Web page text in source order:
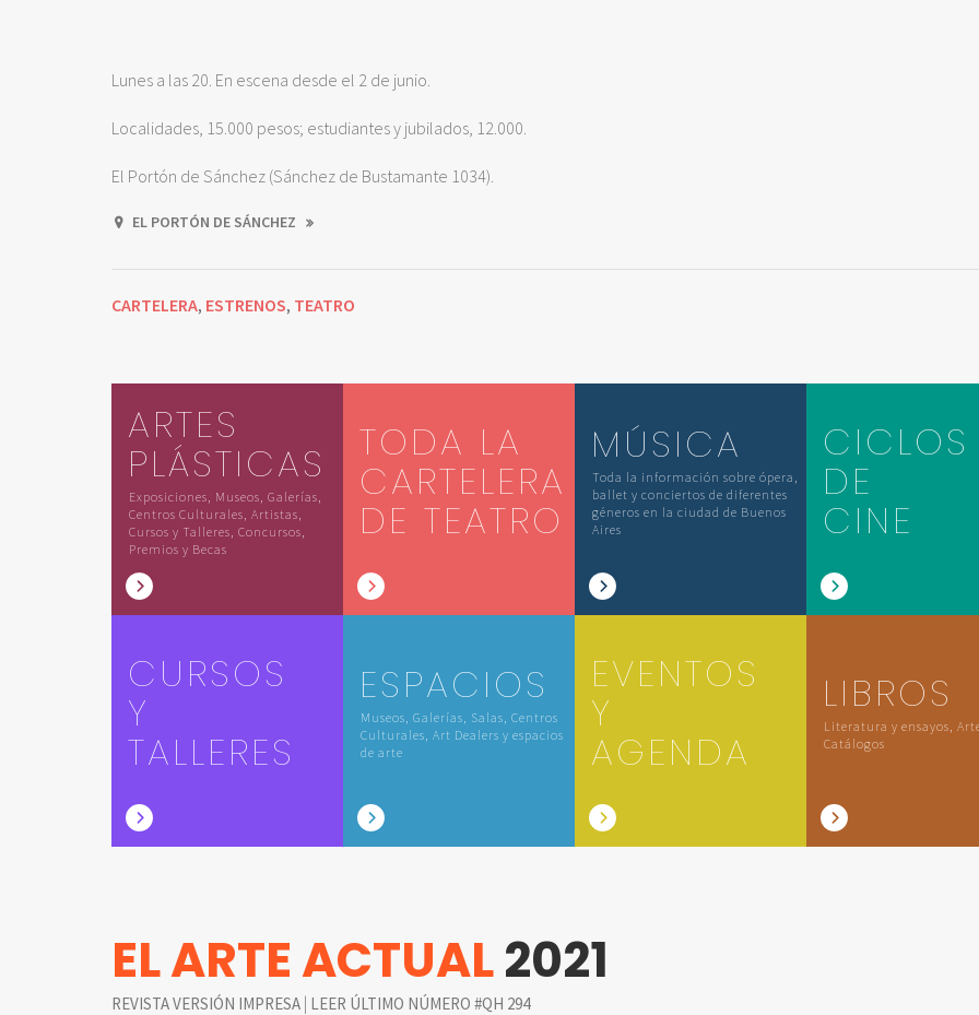
Lunes a las 20. En escena desde el 2 de junio.
Localidades, 15.000 pesos; estudiantes y jubilados, 12.000.
El Portón de Sánchez (Sánchez de Bustamante 1034).
EL PORTÓN DE SÁNCHEZ
CARTELERA, ESTRENOS, TEATRO
ARTES
PLÁSTICAS
Exposiciones, Museos, Galerías,
Centros Culturales, Artistas,
Cursos y Talleres, Concursos,
Premios y Becas
TODA LA
CARTELERA
DE TEATRO
MÚSICA
Toda la información sobre ópera,
ballet y conciertos de diferentes
géneros en la ciudad de Buenos
Aires
CICLOS
DE
CINE
CURSOS
Y
TALLERES
ESPACIOS
Museos, Galerías, Salas, Centros
Culturales, Art Dealers y espacios
de arte
EVENTOS
Y
AGENDA
LIBROS
Literatura y ensayos,
Catálogos
EL ARTE ACTUAL2021
REVISTA VERSIÓN IMPRESA | LEER ÚLTIMO NÚMERO #QH 294